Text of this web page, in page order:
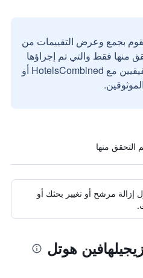
بجمع وعرض التقييمات من
منها فقط والتي تم إجراؤها
بواسطة مستخدمين حقيقيين مع HotelsCombined أو
إزالة مرشح أو تغيير بحثك أو
هوتل